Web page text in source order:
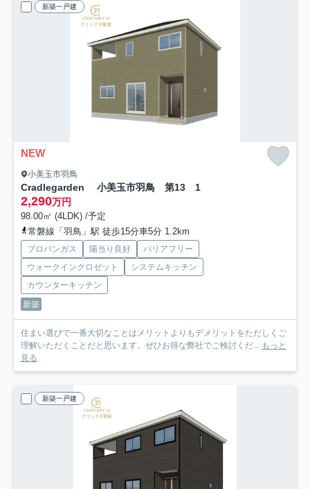
新築一戸建
NEW
小美玉市羽鳥
Cradlegarden 小美玉市羽鳥 第13 1
2,290万円
98.00㎡ (4LDK) /予定
常磐線「羽鳥」駅 徒歩15分車5分 1.2km
プロパンガス 陽当り良好
バリアフリー
ウォークインクロゼット
システムキッチン
カウンターキッチン
新築
住まい選びで一番大切なことはメリットよりもデメリットをただしくご
理解いただくことだと思います。ぜひお得な弊社でご検討くだ... もっと
見る
新築一戸建